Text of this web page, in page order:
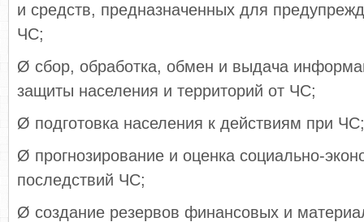
и средств, предназначенных для
ЧС;
Ø сбор, обработка, обмен и выдача
защиты населения и территорий от ЧС;
Ø подготовка населения к действиям при ЧС;
Ø прогнозирование и оценка социально-
последствий ЧС;
Ø создание резервов финансовых и